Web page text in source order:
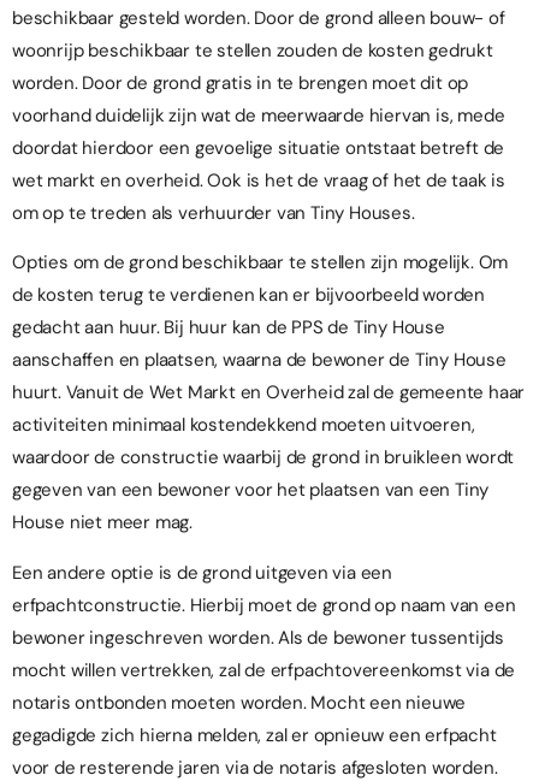
beschikbaar gesteld worden. Door de grond alleen bouw- of
woonrijp beschikbaar te stellen zouden de kosten gedrukt
worden. Door de grond gratis in te brengen moet dit op
voorhand duidelijk zijn wat de meerwaarde hiervan is, mede
doordat hierdoor een gevoelige situatie ontstaat betreft de
wet markt en overheid. Ook is het de vraag of het de taak is
om op te treden als verhuurder van Tiny Houses.
Opties om de grond beschikbaar te stellen zijn mogelijk. Om
de kosten terug te verdienen kan er bijvoorbeeld worden
gedacht aan huur. Bij huur kan de PPS de Tiny House
aanschaffen en plaatsen, waarna de bewoner de Tiny House
huurt. Vanuit de Wet Markt en Overheid zal de gemeente haar
activiteiten minimaal kostendekkend moeten uitvoeren,
waardoor de constructie waarbij de grond in bruikleen wordt
gegeven van een bewoner voor het plaatsen van een Tiny
House niet meer mag.
Een andere optie is de grond uitgeven via een
erfpachtconstructie. Hierbij moet de grond op naam van een
bewoner ingeschreven worden. Als de bewoner tussentijds
mocht willen vertrekken, zal de erfpachtovereenkomst via de
notaris ontbonden moeten worden. Mocht een nieuwe
gegadigde zich hierna melden, zal er opnieuw een erfpacht
voor de resterende jaren via de notaris afgesloten worden.